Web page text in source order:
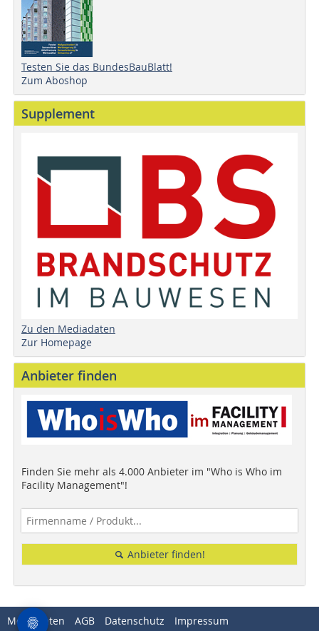
Testen Sie das BundesBauBlatt!
Zum Aboshop
Supplement
Zu den Mediadaten
Zur Homepage
Anbieter finden
Finden Sie mehr als 4.000 Anbieter im "Who is Who im
Facility Management"!
Anbieter finden!
Mediadaten AGB Datenschutz Impressum